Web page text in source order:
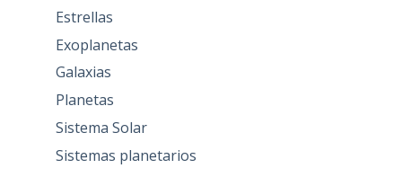
Estrellas
Exoplanetas
Galaxias
Planetas
Sistema Solar
Sistemas planetarios